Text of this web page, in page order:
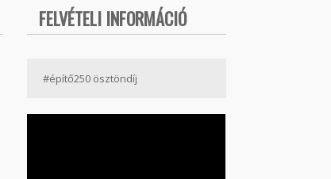
FELVÉTELI INFORMÁCIÓ
#építő250 ösztöndíj